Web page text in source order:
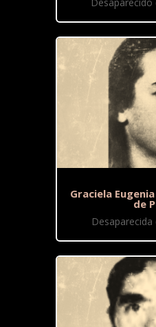
Graciela
de